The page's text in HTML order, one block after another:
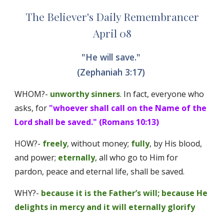
The Believer's Daily Remembrancer
April 08
"He will save."
(Zephaniah 3:17)
WHOM?- unworthy sinners. In fact, everyone who
asks, for "whoever shall call on the Name of the
Lord shall be saved." (Romans 10:13)
HOW?- freely, without money; fully, by His blood,
and power; eternally, all who go to Him for
pardon, peace and eternal life, shall be saved.
WHY?- because it is the Father’s will; because He
delights in mercy and it will eternally glorify